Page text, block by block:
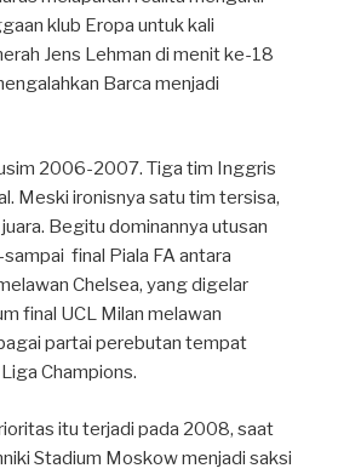
klub Eropa untuk kali
Jens Lehman di menit ke-18
Barca menjadi
2006-2007. Tiga tim Inggris
Meski ironisnya satu tim tersisa,
Begitu dominannya utusan
final Piala FA antara
Chelsea, yang digelar
final UCL Milan melawan
partai perebutan tempat
Champions.
itu terjadi pada 2008, saat
Stadium Moskow menjadi saksi